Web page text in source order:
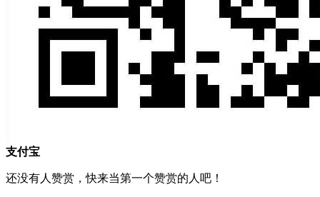
支付宝
还没有人赞赏，快来当第一个赞赏的人吧！